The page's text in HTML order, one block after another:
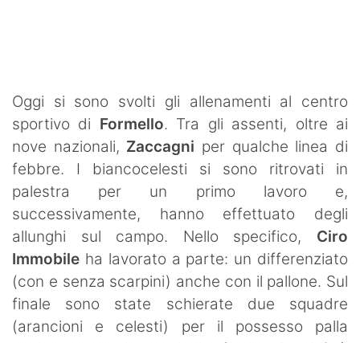
Contatti
Oggi si sono svolti gli allenamenti al centro
sportivo di Formello. Tra gli assenti, oltre ai
nove nazionali, Zaccagni per qualche linea di
febbre. I biancocelesti si sono ritrovati in
palestra per un primo lavoro e,
successivamente, hanno effettuato degli
allunghi sul campo. Nello specifico, Ciro
Immobile ha lavorato a parte: un differenziato
(con e senza scarpini) anche con il pallone. Sul
finale sono state schierate due squadre
(arancioni e celesti) per il possesso palla